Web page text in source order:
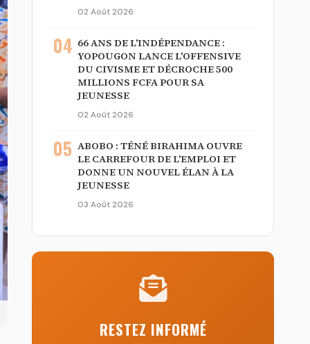
02 Août 2026
04 66 ANS DE L'INDÉPENDANCE :
YOPOUGON LANCE L'OFFENSIVE
DU CIVISME ET DÉCROCHE 500
MILLIONS FCFA POUR SA
JEUNESSE
02 Août 2026
05 ABOBO : TÉNÉ BIRAHIMA OUVRE
LE CARREFOUR DE L'EMPLOI ET
DONNE UN NOUVEL ÉLAN À LA
JEUNESSE
03 Août 2026
RESTEZ INFORMÉ